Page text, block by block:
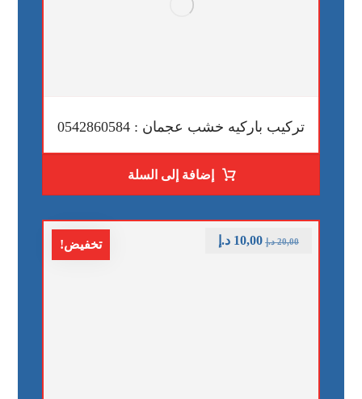
تركيب باركيه خشب عجمان : 0542860584
إضافة إلى السلة
تخفيض! 20,00 د.إ 10,00 د.إ